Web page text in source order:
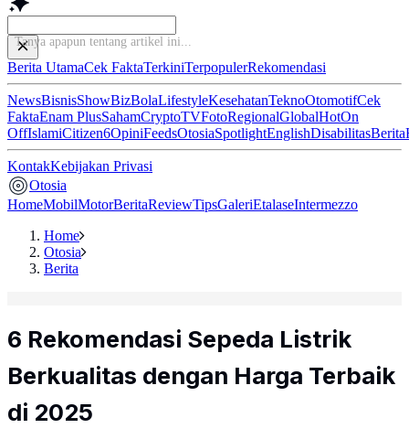
Berita UtamaCek FaktaTerkiniTerpopulerRekomendasi
NewsBisnisShowBizBolaLifestyleKesehatanTeknoOtomotifCek
FaktaEnam PlusSahamCryptoTVFotoRegionalGlobalHotOn
OffIslamiCitizen6OpiniFeedsOtosiaSpotlightEnglishDisabilitasBerita
KontakKebijakan Privasi
Otosia
HomeMobilMotorBeritaReviewTipsGaleriEtalaseIntermezzo
Home
Otosia
Berita
6 Rekomendasi Sepeda Listrik
Berkualitas dengan Harga Terbaik
di 2025